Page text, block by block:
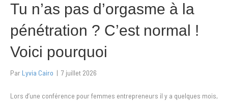
Tu n’as pas d’orgasme à la
pénétration ? C’est normal !
Voici pourquoi
Par Lyvia Cairo | 7 juillet 2026
Lors d’une conférence pour femmes entrepreneurs il y a quelques mois,